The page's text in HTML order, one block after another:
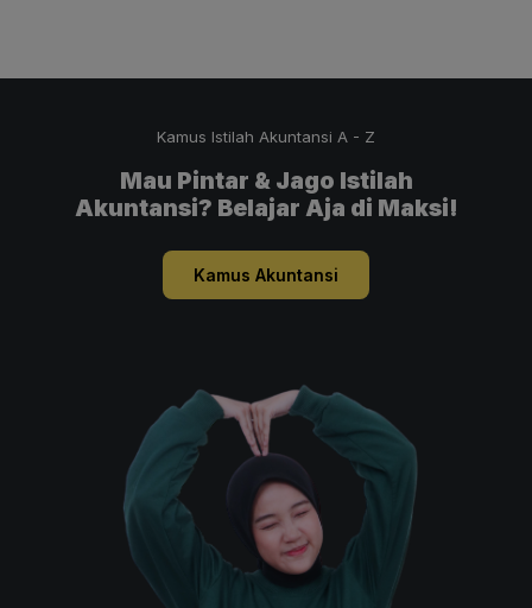
Kamus Istilah Akuntansi A - Z
Mau Pintar & Jago Istilah
Akuntansi? Belajar Aja di Maksi!
Kamus Akuntansi